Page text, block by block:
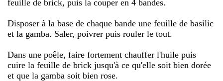
feuille de brick, puis la couper en 4 bandes.
Disposer à la base de chaque bande une feuille de basilic
et la gamba. Saler, poivrer puis rouler le tout.
Dans une poêle, faire fortement chauffer l'huile puis
cuire la feuille de brick jusqu'à ce qu'elle soit bien dorée
et que la gamba soit bien rose.